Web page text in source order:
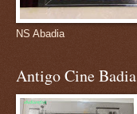
NS Abadia
Antigo Cine Badia